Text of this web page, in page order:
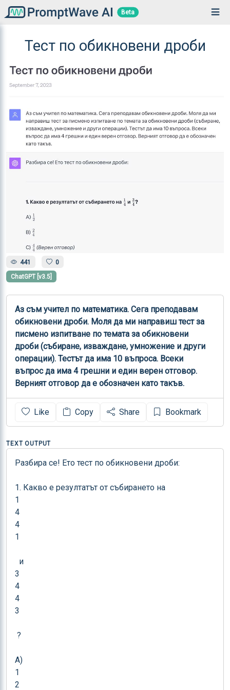
Beta
Тест по обикновени дроби
441 0
ChatGPT [v3.5]
Аз съм учител по математика. Сега преподавам
обикновени дроби. Моля да ми направиш тест за
писмено изпитване по темата за обикновени
дроби (събиране, изваждане, умножение и други
операции). Тестът да има 10 въпроса. Всеки
въпрос да има 4 грешни и един верен отговор.
Верният отговор да е обозначен като такъв.
Like Copy Share Bookmark
TEXT OUTPUT
Разбира се! Ето тест по обикновени дроби:
1. Какво е резултатът от събирането на
1
4
4
1
3
4
4
3
A)
1
2